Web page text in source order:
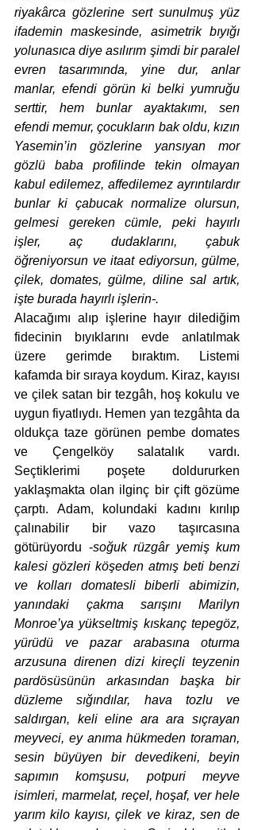
riyakârca gözlerine sert sunulmuş yüz
ifademin maskesinde, asimetrik bıyığı
yolunasıca diye asılırım şimdi bir paralel
evren tasarımında, yine dur, anlar
manlar, efendi görün ki belki yumruğu
serttir, hem bunlar ayaktakımı, sen
efendi memur, çocukların bak oldu, kızın
Yasemin’in gözlerine yansıyan mor
gözlü baba profilinde tekin olmayan
kabul edilemez, affedilemez ayrıntılardır
bunlar ki çabucak normalize olursun,
gelmesi gereken cümle, peki hayırlı
işler, aç dudaklarını, çabuk
öğreniyorsun ve itaat ediyorsun, gülme,
çilek, domates, gülme, diline sal artık,
işte burada hayırlı işlerin-.
Alacağımı alıp işlerine hayır dilediğim
fidecinin bıyıklarını evde anlatılmak
üzere gerimde bıraktım. Listemi
kafamda bir sıraya koydum. Kiraz, kayısı
ve çilek satan bir tezgâh, hoş kokulu ve
uygun fiyatlıydı. Hemen yan tezgâhta da
oldukça taze görünen pembe domates
ve Çengelköy salatalık vardı.
Seçtiklerimi poşete doldururken
yaklaşmakta olan ilginç bir çift gözüme
çarptı. Adam, kolundaki kadını kırılıp
çalınabilir bir vazo taşırcasına
götürüyordu -soğuk rüzgâr yemiş kum
kalesi gözleri köşeden atmış beti benzi
ve kolları domatesli biberli abimizin,
yanındaki çakma sarışını Marilyn
Monroe’ya yükseltmiş kıskanç tepegöz,
yürüdü ve pazar arabasına oturma
arzusuna direnen dizi kireçli teyzenin
pardösüsünün arkasından başka bir
düzleme sığındılar, hava tozlu ve
saldırgan, keli eline ara ara sıçrayan
meyveci, ey anıma hükmeden toraman,
sesin büyüyen bir devedikeni, beyin
sapımın komşusu, potpuri meyve
isimleri, marmelat, reçel, hoşaf, ver hele
yarım kilo kayısı, çilek ve kiraz, sen de